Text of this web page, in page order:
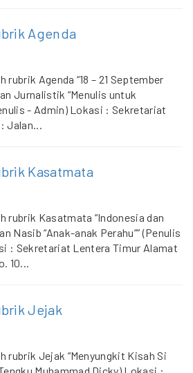
Agenda
Agenda “18 – 21 September
Jurnalistik “Menulis untuk
- Admin) Lokasi : Sekretariat
Jalan...
Kasatmata
rubrik Kasatmata “Indonesia dan
Nasib “Anak-anak Perahu”” (Penulis
: Sekretariat Lentera Timur Alamat
10...
Jejak
rubrik Jejak “Menyungkit Kisah Si